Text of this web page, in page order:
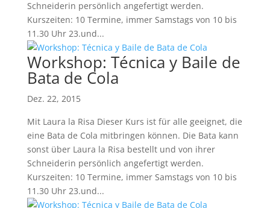
Schneiderin persönlich angefertigt werden.
Kurszeiten: 10 Termine, immer Samstags von 10 bis
11.30 Uhr 23.und...
Workshop: Técnica y Baile de
Bata de Cola
Dez. 22, 2015
Mit Laura la Risa Dieser Kurs ist für alle geeignet, die
eine Bata de Cola mitbringen können. Die Bata kann
sonst über Laura la Risa bestellt und von ihrer
Schneiderin persönlich angefertigt werden.
Kurszeiten: 10 Termine, immer Samstags von 10 bis
11.30 Uhr 23.und...